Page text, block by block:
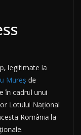
legitimate la
Mureş de
în cadrul unui
Lotului Național
România la